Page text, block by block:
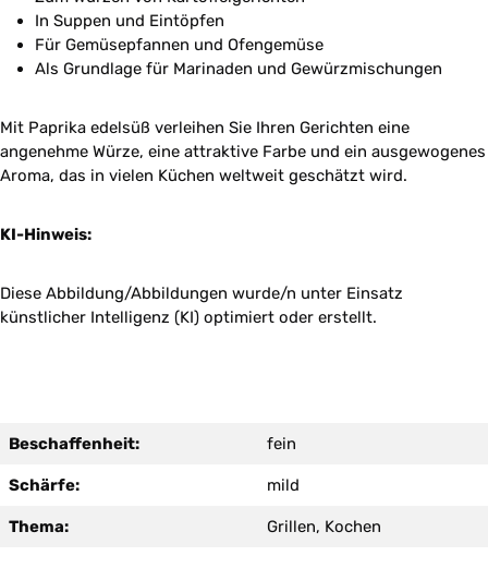
In Suppen und Eintöpfen
Für Gemüsepfannen und Ofengemüse
Als Grundlage für Marinaden und Gewürzmischungen
Mit Paprika edelsüß verleihen Sie Ihren Gerichten eine
angenehme Würze, eine attraktive Farbe und ein ausgewogenes
Aroma, das in vielen Küchen weltweit geschätzt wird.
KI-Hinweis:
Diese Abbildung/Abbildungen wurde/n unter Einsatz
künstlicher Intelligenz (KI) optimiert oder erstellt.
Beschaffenheit: fein
Schärfe: mild
Thema: Grillen, Kochen